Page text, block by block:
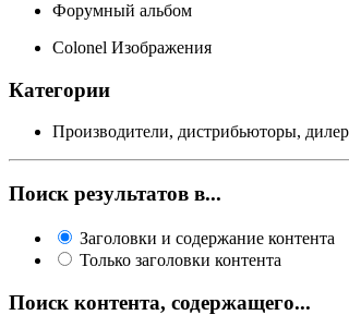
Форумный альбом
Colonel Изображения
Категории
Производители, дистрибьюторы,
Поиск результатов в...
Заголовки и содержание контента
Только заголовки контента
Поиск контента, содержащего...